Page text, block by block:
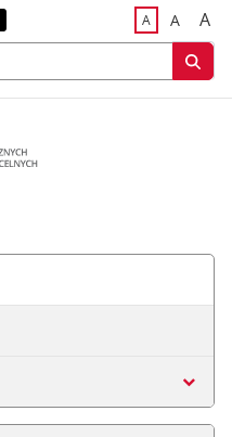
domyślnyżółty tekst na czarnym tle
Adomyślna
A A